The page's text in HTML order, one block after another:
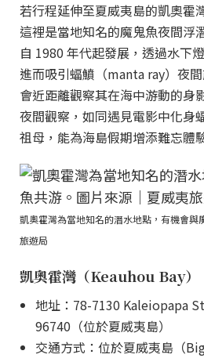
若行程延伸至夏威夷島的凱奧霍
這裡是當地知名的魔鬼魚夜間浮
自 1980 年代起發展，透過水下
進而吸引蝠鱝（manta ray）夜
會近距離觀察其在海中游動的身
夜間觀察，如同遇見電影中化身
祖母，能為海島假期增添難忘體
凱奧霍灣為當地知名的潛水地點，有機會與
旅遊局
凱奧霍灣（Keauhou Bay）
地址：78-7130 Kaleiopapa
96740（位於夏威夷島）
交通方式：位於夏威夷島（